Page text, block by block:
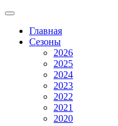
Главная
Сезоны
2026
2025
2024
2023
2022
2021
2020